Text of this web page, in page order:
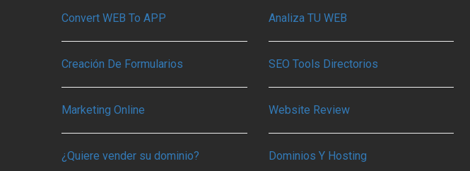
Convert WEB To APP
Creación De Formularios
Marketing Online
¿Quiere vender su dominio?
Analiza TU WEB
SEO Tools Directorios
Website Review
Dominios Y Hosting